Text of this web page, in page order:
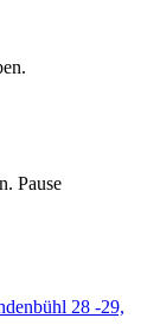
Pause
28 -29,